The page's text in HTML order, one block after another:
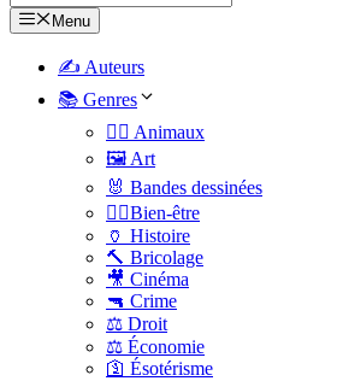
Menu
✍️ Auteurs
📚 Genres
🐕‍🦺 Animaux
🖼️ Art
🐰 Bandes dessinées
🧑‍⚕️Bien-être
🏺 Histoire
🔨 Bricolage
🎥 Cinéma
🔫 Crime
⚖️ Droit
⚖️ Économie
🛐 Ésotérisme